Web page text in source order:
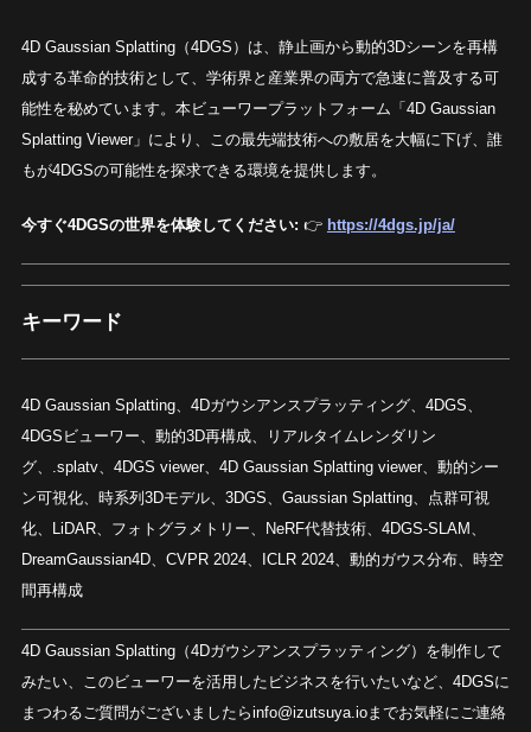
4D Gaussian Splatting（4DGS）は、静止画から動的3Dシーンを再構
成する革命的技術として、学術界と産業界の両方で急速に普及する可
能性を秘めています。本ビューワープラットフォーム「4D Gaussian
Splatting Viewer」により、この最先端技術への敷居を大幅に下げ、誰
もが4DGSの可能性を探求できる環境を提供します。
今すぐ4DGSの世界を体験してください: 👉 https://4dgs.jp/ja/
キーワード
4D Gaussian Splatting、4Dガウシアンスプラッティング、4DGS、
4DGSビューワー、動的3D再構成、リアルタイムレンダリン
グ、.splatv、4DGS viewer、4D Gaussian Splatting viewer、動的シー
ン可視化、時系列3Dモデル、3DGS、Gaussian Splatting、点群可視
化、LiDAR、フォトグラメトリー、NeRF代替技術、4DGS-SLAM、
DreamGaussian4D、CVPR 2024、ICLR 2024、動的ガウス分布、時空
間再構成
4D Gaussian Splatting（4Dガウシアンスプラッティング）を制作して
みたい、このビューワーを活用したビジネスを行いたいなど、4DGSに
まつわるご質問がございましたらinfo@izutsuya.ioまでお気軽にご連絡